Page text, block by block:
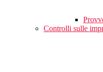
Controlli sulle